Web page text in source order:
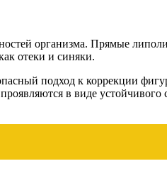
организма. Прямые
отеки и синяки.
подход к коррекции
в виде